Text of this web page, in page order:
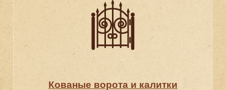
Кованые ворота и калитки